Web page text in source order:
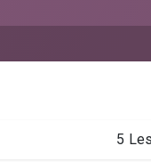
5